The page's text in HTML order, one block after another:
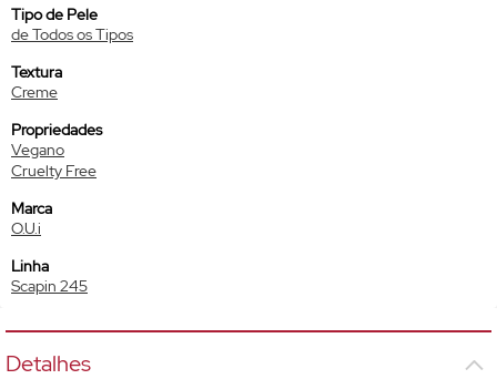
Tipo de Pele
de Todos os Tipos
Textura
Creme
Propriedades
Vegano
Cruelty Free
Marca
O.U.i
Linha
Scapin 245
Detalhes